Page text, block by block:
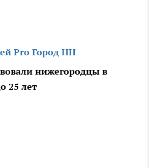
Pro Город НН
нижегородцы в
25 лет